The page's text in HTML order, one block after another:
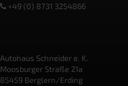
+49 (0) 8731 3254866
Autohaus Schneider e. K.
Moosburger Straße 21a
85459 Berglern/Erding